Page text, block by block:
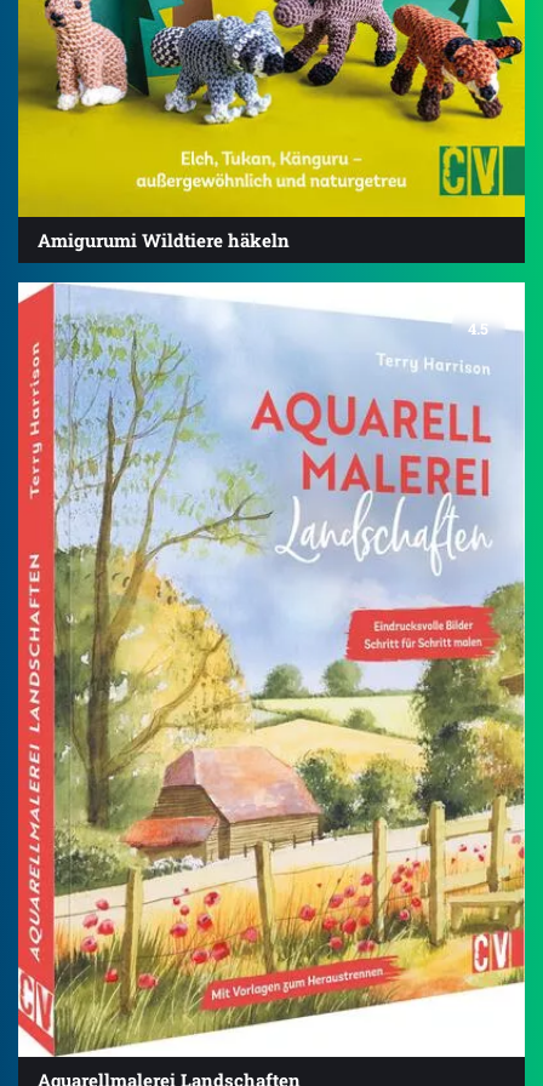
Amigurumi Wildtiere häkeln
4.5
Aquarellmalerei Landschaften